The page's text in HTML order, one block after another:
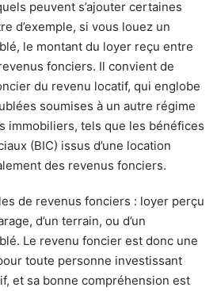
peuvent s’ajouter certaines
d’exemple, si vous louez un
le montant du loyer reçu entre
fonciers. Il convient de
du revenu locatif, qui englobe
soumises à un autre régime
immobiliers, tels que les bénéfices
(BIC) issus d’une location
des revenus fonciers.
de revenus fonciers : loyer perçu
d’un terrain, ou d’un
Le revenu foncier est donc une
toute personne investissant
et sa bonne compréhension est